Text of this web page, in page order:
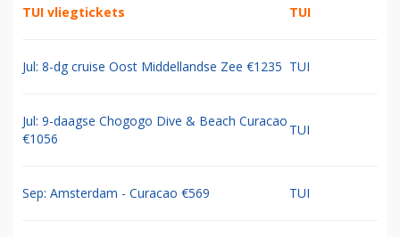
TUI vliegtickets TUI
Jul: 8-dg cruise Oost Middellandse Zee €1235 TUI
Jul: 9-daagse Chogogo Dive & Beach Curacao
€1056
TUI
Sep: Amsterdam - Curacao €569 TUI